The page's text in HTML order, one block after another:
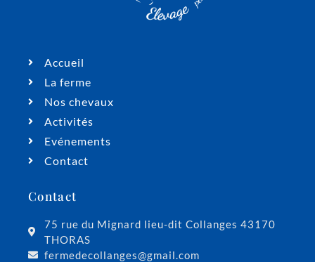
Accueil
La ferme
Nos chevaux
Activités
Evénements
Contact
Contact
75 rue du Mignard lieu-dit Collanges 43170
THORAS
fermedecollanges@gmail.com